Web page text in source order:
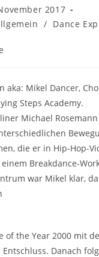
2017
/ Dance
aka: Mikel Dancer,
Steps Academy.
Michael
die er in Hip-Hop-
Breakdance-
war Mikel klar,
of the Year 2000 mit
Danach